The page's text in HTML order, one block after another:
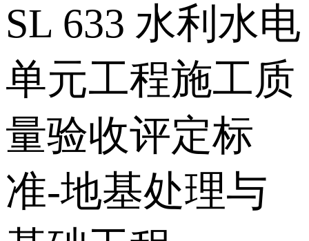
SL 633 水利水电
单元工程施工质
量验收评定标
准-地基处理与